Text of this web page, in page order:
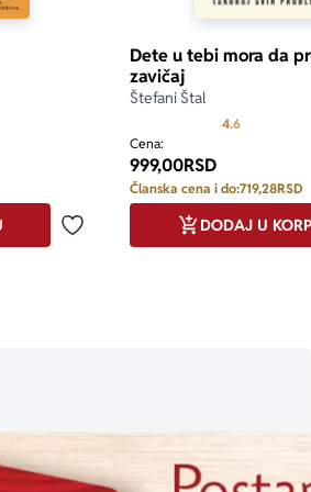
levo
je 4.7 od 5
Dodaj u omiljene
Dete u tebi mora da
zavičaj
Štefani Štal
4.6Prosecna
Cena:
999,00RSD
Članska cena i do:719,28RSD
DODAJ U